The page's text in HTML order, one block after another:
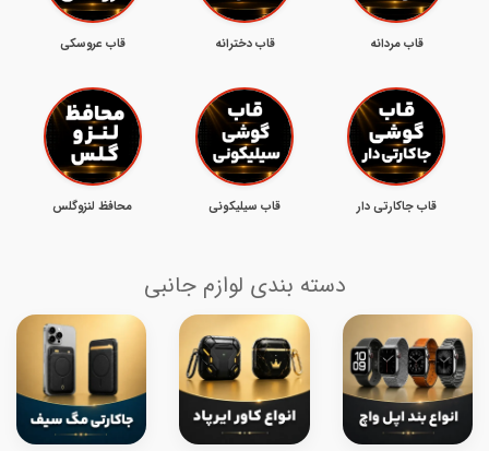
قاب مردانه قاب دخترانه قاب عروسکی
قاب جاکارتی دار قاب سیلیکونی محافظ لنزوگلس
دسته بندی لوازم جانبی